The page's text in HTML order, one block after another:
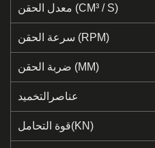
معدل الحقن (CM³ / S)
سرعة الحقن (RPM)
ضربة الحقن (MM)
عناصرالتخميد
قوة التحامل(KN)